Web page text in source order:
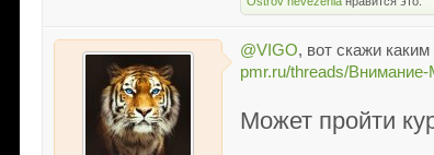
@VIGO, вот скажи
pmr.ru/threads/
Может пройти